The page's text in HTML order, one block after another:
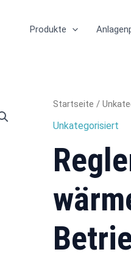
Produkte
Startseite /
Unkategorisiert
Regler
Menge